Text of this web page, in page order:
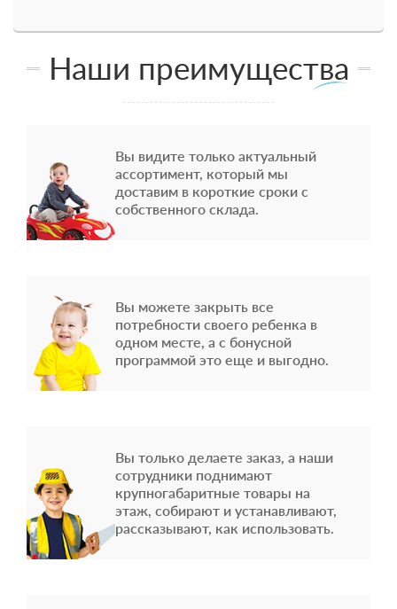
Наши преимущества
Вы видите только актуальный
ассортимент, который мы
доставим в короткие сроки с
собственного склада.
Вы можете закрыть все
потребности своего ребенка в
одном месте, а с бонусной
программой это еще и выгодно.
Вы только делаете заказ, а наши
сотрудники поднимают
крупногабаритные товары на
этаж, собирают и устанавливают,
рассказывают, как использовать.